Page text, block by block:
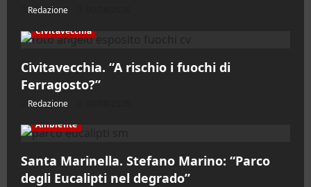
Redazione
Civitavecchia
Civitavecchia. “A rischio i fuochi di
Ferragosto?”
Redazione
Ambiente
Santa Marinella. Stefano Marino: “Parco
degli Eucalipti nel degrado”